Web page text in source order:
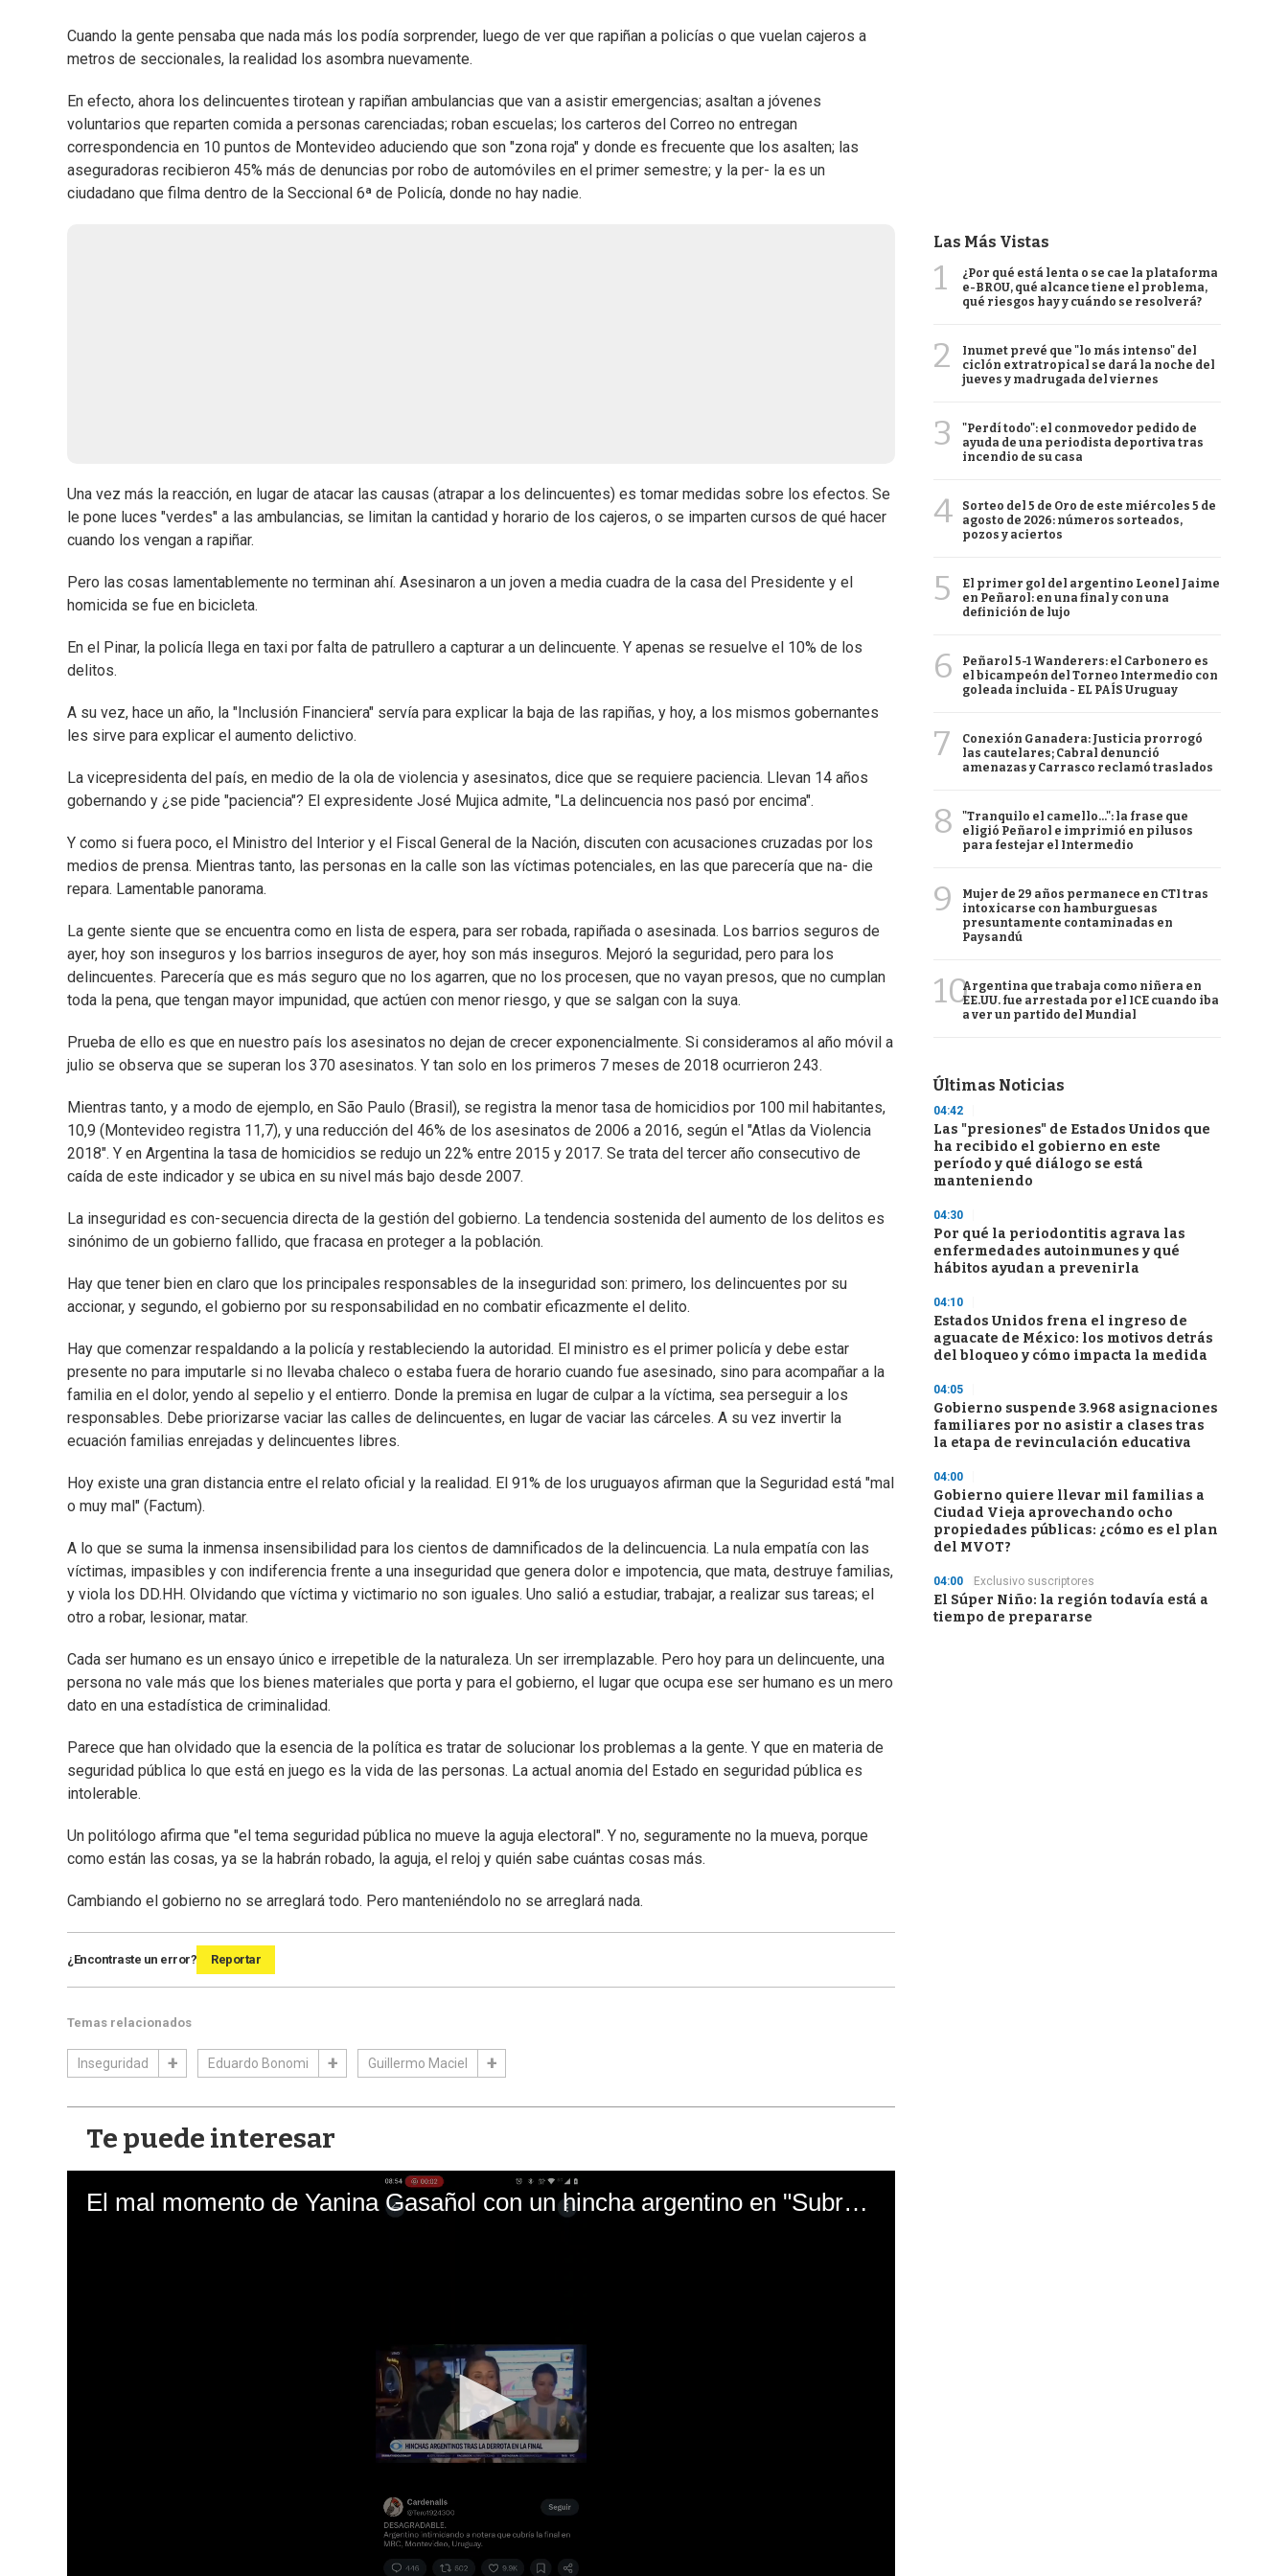
Cuando la gente pensaba que nada más los podía sorprender, luego de ver que rapiñan a policías o que vuelan cajeros a
metros de seccionales, la realidad los asombra nuevamente.
En efecto, ahora los delincuentes tirotean y rapiñan ambulancias que van a asistir emergencias; asaltan a jóvenes
voluntarios que reparten comida a personas carenciadas; roban escuelas; los carteros del Correo no entregan
correspondencia en 10 puntos de Montevideo aduciendo que son "zona roja" y donde es frecuente que los asalten; las
aseguradoras recibieron 45% más de denuncias por robo de automóviles en el primer semestre; y la per- la es un
ciudadano que filma dentro de la Seccional 6ª de Policía, donde no hay nadie.
Una vez más la reacción, en lugar de atacar las causas (atrapar a los delincuentes) es tomar medidas sobre los efectos. Se
le pone luces "verdes" a las ambulancias, se limitan la cantidad y horario de los cajeros, o se imparten cursos de qué hacer
cuando los vengan a rapiñar.
Pero las cosas lamentablemente no terminan ahí. Asesinaron a un joven a media cuadra de la casa del Presidente y el
homicida se fue en bicicleta.
En el Pinar, la policía llega en taxi por falta de patrullero a capturar a un delincuente. Y apenas se resuelve el 10% de los
delitos.
A su vez, hace un año, la "Inclusión Financiera" servía para explicar la baja de las rapiñas, y hoy, a los mismos gobernantes
les sirve para explicar el aumento delictivo.
La vicepresidenta del país, en medio de la ola de violencia y asesinatos, dice que se requiere paciencia. Llevan 14 años
gobernando y ¿se pide "paciencia"? El expresidente José Mujica admite, "La delincuencia nos pasó por encima".
Y como si fuera poco, el Ministro del Interior y el Fiscal General de la Nación, discuten con acusaciones cruzadas por los
medios de prensa. Mientras tanto, las personas en la calle son las víctimas potenciales, en las que parecería que na- die
repara. Lamentable panorama.
La gente siente que se encuentra como en lista de espera, para ser robada, rapiñada o asesinada. Los barrios seguros de
ayer, hoy son inseguros y los barrios inseguros de ayer, hoy son más inseguros. Mejoró la seguridad, pero para los
delincuentes. Parecería que es más seguro que no los agarren, que no los procesen, que no vayan presos, que no cumplan
toda la pena, que tengan mayor impunidad, que actúen con menor riesgo, y que se salgan con la suya.
Prueba de ello es que en nuestro país los asesinatos no dejan de crecer exponencialmente. Si consideramos al año móvil a
julio se observa que se superan los 370 asesinatos. Y tan solo en los primeros 7 meses de 2018 ocurrieron 243.
Mientras tanto, y a modo de ejemplo, en São Paulo (Brasil), se registra la menor tasa de homicidios por 100 mil habitantes,
10,9 (Montevideo registra 11,7), y una reducción del 46% de los asesinatos de 2006 a 2016, según el "Atlas da Violencia
2018". Y en Argentina la tasa de homicidios se redujo un 22% entre 2015 y 2017. Se trata del tercer año consecutivo de
caída de este indicador y se ubica en su nivel más bajo desde 2007.
La inseguridad es con-secuencia directa de la gestión del gobierno. La tendencia sostenida del aumento de los delitos es
sinónimo de un gobierno fallido, que fracasa en proteger a la población.
Hay que tener bien en claro que los principales responsables de la inseguridad son: primero, los delincuentes por su
accionar, y segundo, el gobierno por su responsabilidad en no combatir eficazmente el delito.
Hay que comenzar respaldando a la policía y restableciendo la autoridad. El ministro es el primer policía y debe estar
presente no para imputarle si no llevaba chaleco o estaba fuera de horario cuando fue asesinado, sino para acompañar a la
familia en el dolor, yendo al sepelio y el entierro. Donde la premisa en lugar de culpar a la víctima, sea perseguir a los
responsables. Debe priorizarse vaciar las calles de delincuentes, en lugar de vaciar las cárceles. A su vez invertir la
ecuación familias enrejadas y delincuentes libres.
Hoy existe una gran distancia entre el relato oficial y la realidad. El 91% de los uruguayos afirman que la Seguridad está "mal
o muy mal" (Factum).
A lo que se suma la inmensa insensibilidad para los cientos de damnificados de la delincuencia. La nula empatía con las
víctimas, impasibles y con indiferencia frente a una inseguridad que genera dolor e impotencia, que mata, destruye familias,
y viola los DD.HH. Olvidando que víctima y victimario no son iguales. Uno salió a estudiar, trabajar, a realizar sus tareas; el
otro a robar, lesionar, matar.
Cada ser humano es un ensayo único e irrepetible de la naturaleza. Un ser irremplazable. Pero hoy para un delincuente, una
persona no vale más que los bienes materiales que porta y para el gobierno, el lugar que ocupa ese ser humano es un mero
dato en una estadística de criminalidad.
Parece que han olvidado que la esencia de la política es tratar de solucionar los problemas a la gente. Y que en materia de
seguridad pública lo que está en juego es la vida de las personas. La actual anomia del Estado en seguridad pública es
intolerable.
Un politólogo afirma que "el tema seguridad pública no mueve la aguja electoral". Y no, seguramente no la mueva, porque
como están las cosas, ya se la habrán robado, la aguja, el reloj y quién sabe cuántas cosas más.
Cambiando el gobierno no se arreglará todo. Pero manteniéndolo no se arreglará nada.
¿Encontraste un error? Reportar
Temas relacionados
Inseguridad Eduardo Bonomi Guillermo Maciel
Te puede interesar
El mal momento de Yanina Gasañol con un hincha argentino en "Subrayado"
Las Más Vistas
1
¿Por qué está lenta o se cae la plataforma
e-BROU, qué alcance tiene el problema,
qué riesgos hay y cuándo se resolverá?
2
Inumet prevé que "lo más intenso" del
ciclón extratropical se dará la noche del
jueves y madrugada del viernes
3
"Perdí todo": el conmovedor pedido de
ayuda de una periodista deportiva tras
incendio de su casa
4
Sorteo del 5 de Oro de este miércoles 5 de
agosto de 2026: números sorteados,
pozos y aciertos
5
El primer gol del argentino Leonel Jaime
en Peñarol: en una final y con una
definición de lujo
6
Peñarol 5-1 Wanderers: el Carbonero es
el bicampeón del Torneo Intermedio con
goleada incluida - EL PAÍS Uruguay
7
Conexión Ganadera: Justicia prorrogó
las cautelares; Cabral denunció
amenazas y Carrasco reclamó traslados
8
"Tranquilo el camello...": la frase que
eligió Peñarol e imprimió en pilusos
para festejar el Intermedio
9
Mujer de 29 años permanece en CTI tras
intoxicarse con hamburguesas
presuntamente contaminadas en
Paysandú
10Argentina que trabaja como niñera en
EE.UU. fue arrestada por el ICE cuando iba
a ver un partido del Mundial
Últimas Noticias
04:42
Las "presiones" de Estados Unidos que
ha recibido el gobierno en este
período y qué diálogo se está
manteniendo
04:30
Por qué la periodontitis agrava las
enfermedades autoinmunes y qué
hábitos ayudan a prevenirla
04:10
Estados Unidos frena el ingreso de
aguacate de México: los motivos detrás
del bloqueo y cómo impacta la medida
04:05
Gobierno suspende 3.968 asignaciones
familiares por no asistir a clases tras
la etapa de revinculación educativa
04:00
Gobierno quiere llevar mil familias a
Ciudad Vieja aprovechando ocho
propiedades públicas: ¿cómo es el plan
del MVOT?
04:00 Exclusivo suscriptores
El Súper Niño: la región todavía está a
tiempo de prepararse